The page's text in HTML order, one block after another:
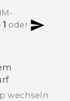
oder
wechseln